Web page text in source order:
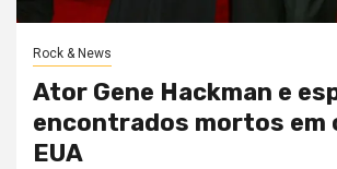
Rock & News
Ator Gene Hackman e
encontrados mortos em
EUA